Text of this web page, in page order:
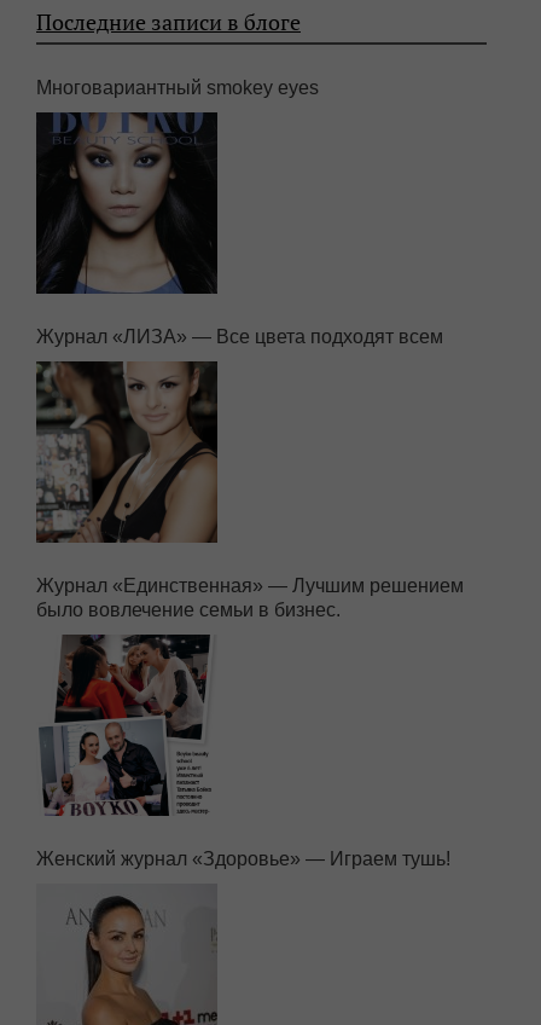
Последние записи в блоге
Многовариантный smokey eyes
Журнал «ЛИЗА» — Все цвета подходят всем
Журнал «Единственная» — Лучшим решением
было вовлечение семьи в бизнес.
Женский журнал «Здоровье» — Играем тушь!